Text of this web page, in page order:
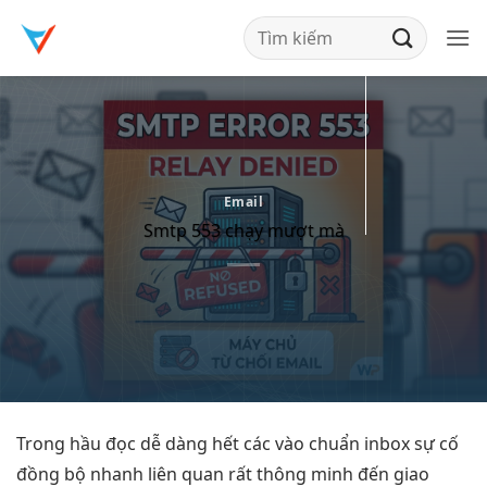
qua
nội
Email
Smtp 553 chạy mượt mà
Trong hầu đọc dễ dàng hết các vào chuẩn inboxsự cố
đồng bộ nhanh liên quan rất thông minh đến giao